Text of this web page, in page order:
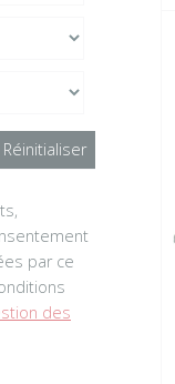
par ce
des